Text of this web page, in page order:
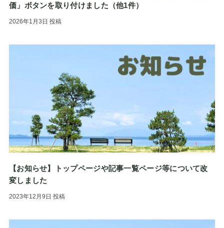
価」ボタンを取り付けました（他1件）
2026年1月3日 投稿
【お知らせ】トップページや記事一覧ページ等について改
変しました
2023年12月9日 投稿